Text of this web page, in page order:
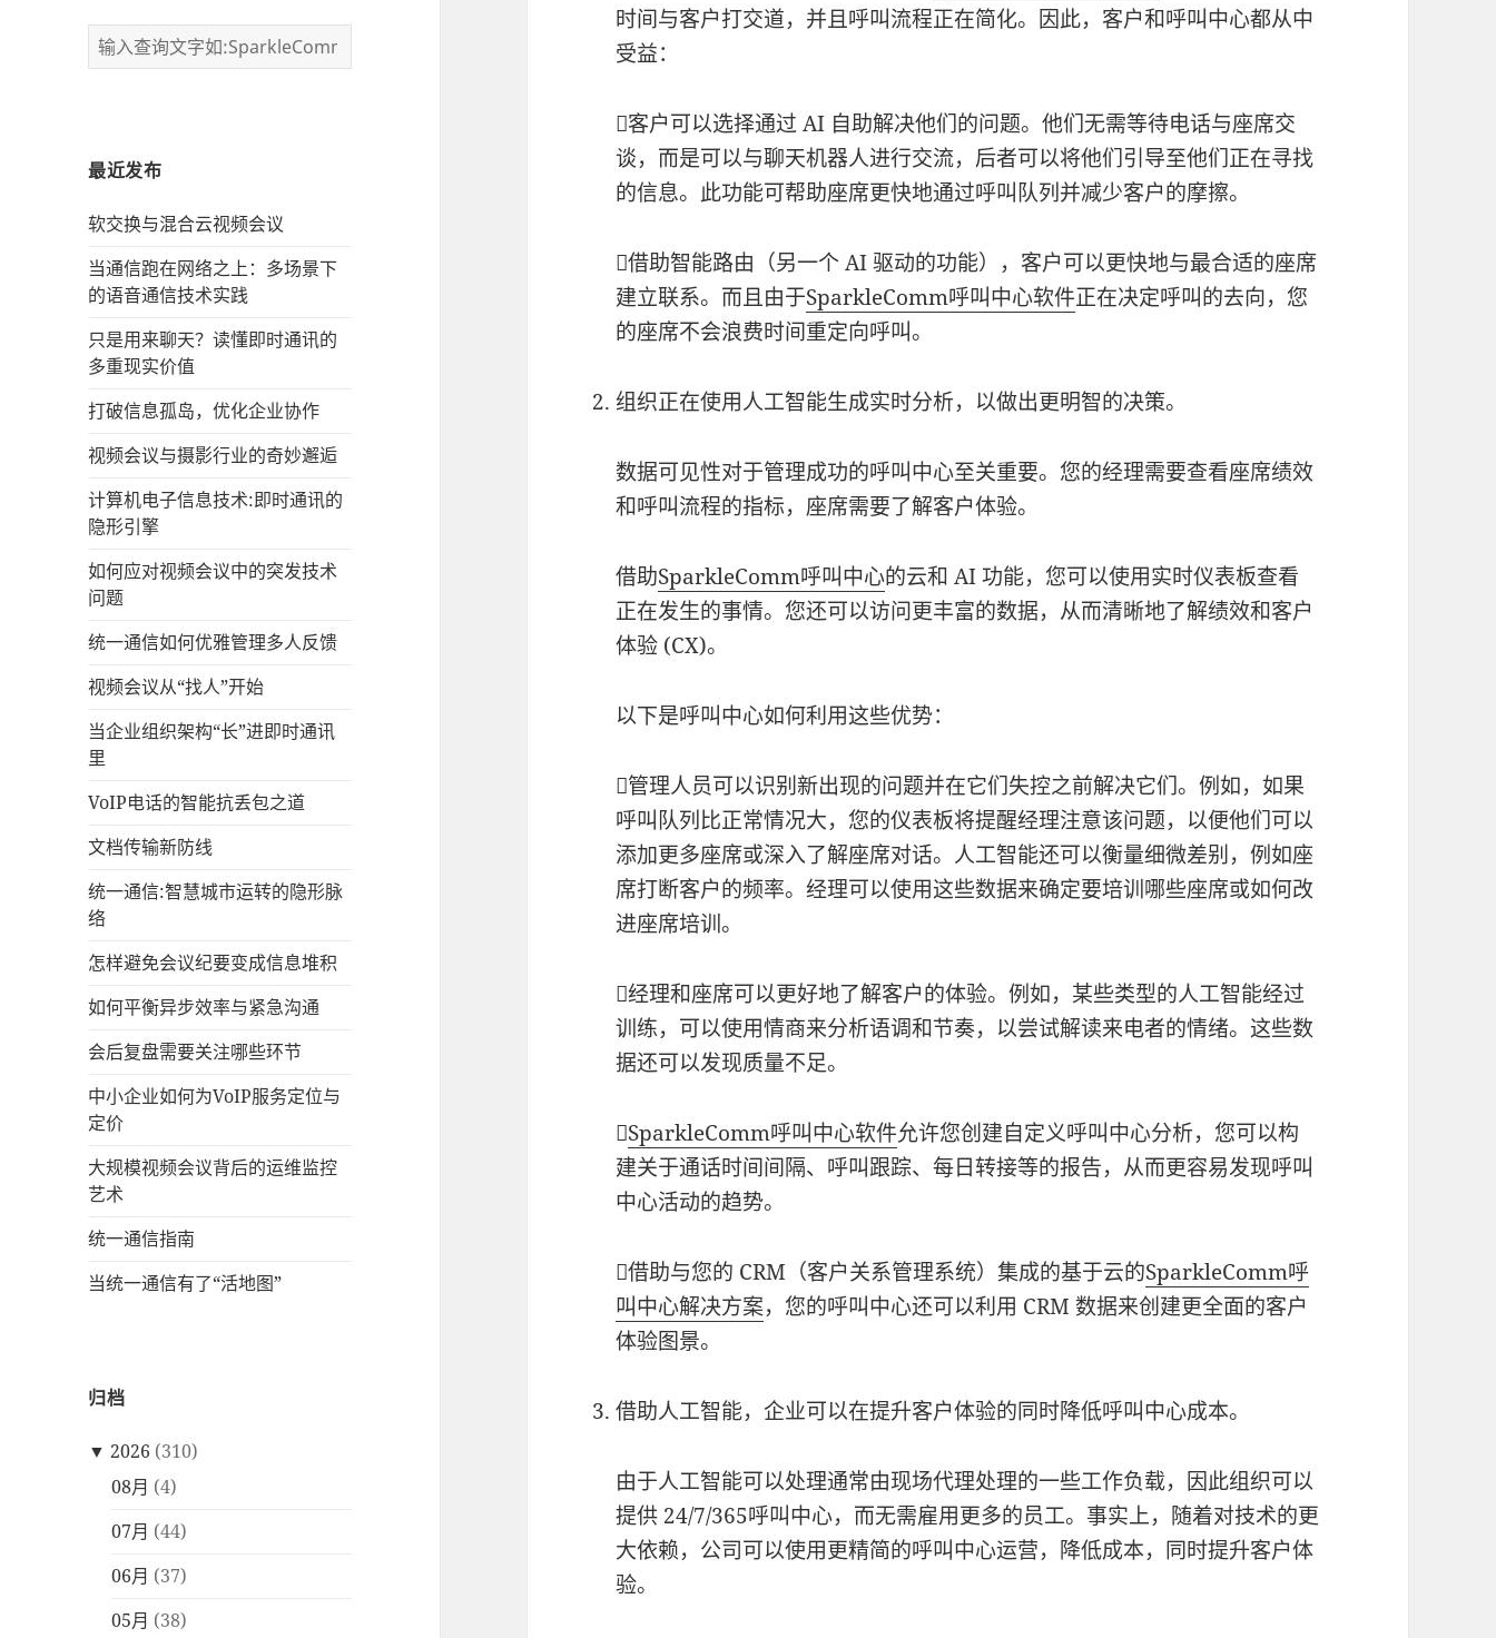
最近发布
软交换与混合云视频会议
当通信跑在网络之上：多场景下
的语音通信技术实践
只是用来聊天？读懂即时通讯的
多重现实价值
打破信息孤岛，优化企业协作
视频会议与摄影行业的奇妙邂逅
计算机电子信息技术:即时通讯的
隐形引擎
如何应对视频会议中的突发技术
问题
统一通信如何优雅管理多人反馈
视频会议从“找人”开始
当企业组织架构“长”进即时通讯
里
VoIP电话的智能抗丢包之道
文档传输新防线
统一通信:智慧城市运转的隐形脉
络
怎样避免会议纪要变成信息堆积
如何平衡异步效率与紧急沟通
会后复盘需要关注哪些环节
中小企业如何为VoIP服务定位与
定价
大规模视频会议背后的运维监控
艺术
统一通信指南
当统一通信有了“活地图”
归档
▼ 2026 (310)
08月 (4)
07月 (44)
06月 (37)
05月 (38)
时间与客户打交道，并且呼叫流程正在简化。因此，客户和呼叫中心都从中
受益：
客户可以选择通过 AI 自助解决他们的问题。他们无需等待电话与座席交
谈，而是可以与聊天机器人进行交流，后者可以将他们引导至他们正在寻找
的信息。此功能可帮助座席更快地通过呼叫队列并减少客户的摩擦。
借助智能路由（另一个 AI 驱动的功能），客户可以更快地与最合适的座席
建立联系。而且由于SparkleComm呼叫中心软件正在决定呼叫的去向，您
的座席不会浪费时间重定向呼叫。
组织正在使用人工智能生成实时分析，以做出更明智的决策。
数据可见性对于管理成功的呼叫中心至关重要。您的经理需要查看座席绩效
和呼叫流程的指标，座席需要了解客户体验。
借助SparkleComm呼叫中心的云和 AI 功能，您可以使用实时仪表板查看
正在发生的事情。您还可以访问更丰富的数据，从而清晰地了解绩效和客户
体验 (CX)。
以下是呼叫中心如何利用这些优势：
管理人员可以识别新出现的问题并在它们失控之前解决它们。例如，如果
呼叫队列比正常情况大，您的仪表板将提醒经理注意该问题，以便他们可以
添加更多座席或深入了解座席对话。人工智能还可以衡量细微差别，例如座
席打断客户的频率。经理可以使用这些数据来确定要培训哪些座席或如何改
进座席培训。
经理和座席可以更好地了解客户的体验。例如，某些类型的人工智能经过
训练，可以使用情商来分析语调和节奏，以尝试解读来电者的情绪。这些数
据还可以发现质量不足。
SparkleComm呼叫中心软件允许您创建自定义呼叫中心分析，您可以构
建关于通话时间间隔、呼叫跟踪、每日转接等的报告，从而更容易发现呼叫
中心活动的趋势。
借助与您的 CRM（客户关系管理系统）集成的基于云的SparkleComm呼
叫中心解决方案，您的呼叫中心还可以利用 CRM 数据来创建更全面的客户
体验图景。
借助人工智能，企业可以在提升客户体验的同时降低呼叫中心成本。
由于人工智能可以处理通常由现场代理处理的一些工作负载，因此组织可以
提供 24/7/365呼叫中心，而无需雇用更多的员工。事实上，随着对技术的更
大依赖，公司可以使用更精简的呼叫中心运营，降低成本，同时提升客户体
验。